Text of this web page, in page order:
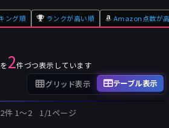
単行本
～
Pt
～
Pt
～
ング順 ランクが高い順 Amazon点数が
2件づつ表示しています
グリッド表示 テーブル表示
件 1〜2 1/1ページ